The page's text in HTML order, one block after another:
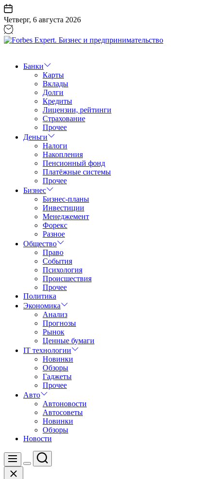
Перейти
к
содержанию
Четверг, 6 августа 2026
Бизнес
предпринимательство
Банки
Карты
Вклады
Долги
Кредиты
Лицензии, рейтинги
Страхование
Прочее
Деньги
Налоги
Накопления
Пенсионный фонд
Платёжные системы
Прочее
Бизнес
Бизнес-планы
Инвестиции
Менеджемент
Форекс
Разное
Общество
Право
События
Психология
Происшествия
Прочее
Политика
Экономика
Анализ
Прогнозы
Рынок
Ценные бумаги
IT технологии
Новинки
Обзоры
Гаджеты
Прочее
Авто
Автоновости
Автосоветы
Новинки
Обзоры
Новости
Меню
Цвет
Поиск
Закрыть